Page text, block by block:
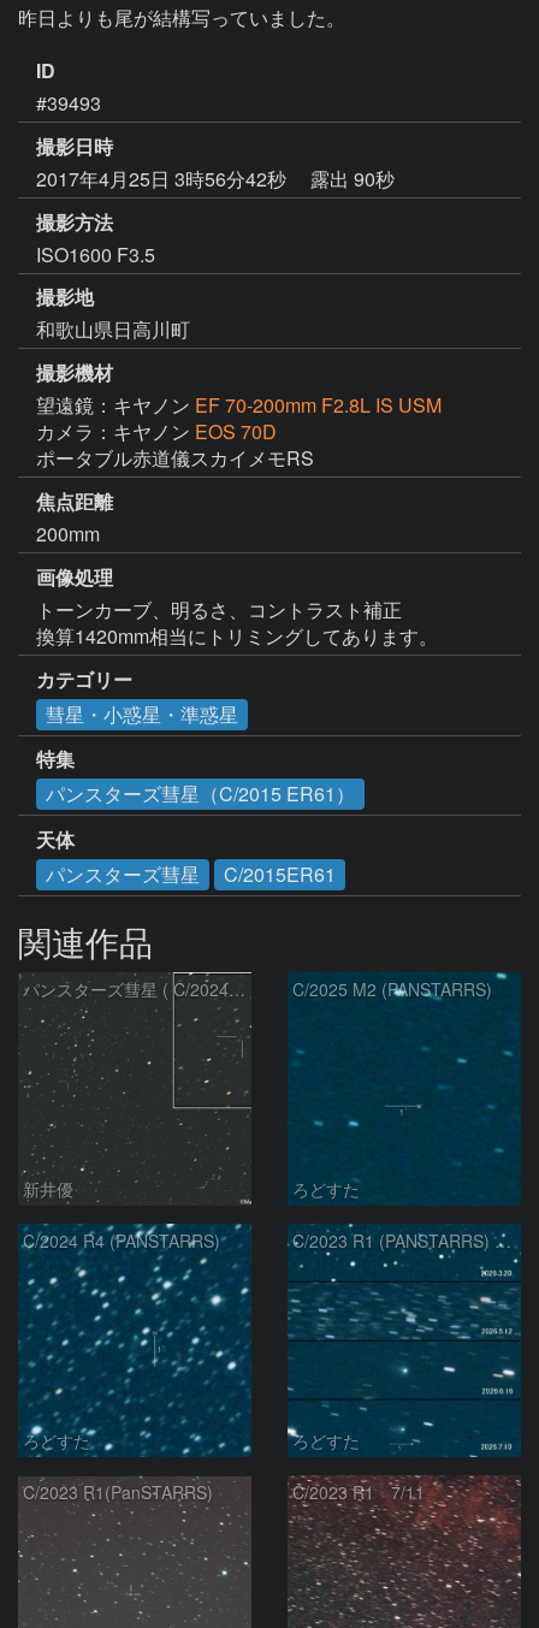
昨日よりも尾が結構写っていました。
ID
#39493
撮影日時
2017年4月25日 3時56分42秒
露出 90秒
撮影方法
ISO1600 F3.5
撮影地
和歌山県日高川町
撮影機材
望遠鏡：キヤノン EF 70-200mm F2.8L IS USM
カメラ：キヤノン EOS 70D
ポータブル赤道儀スカイメモRS
焦点距離
200mm
画像処理
トーンカーブ、明るさ、コントラスト補正
換算1420mm相当にトリミングしてあります。
カテゴリー
彗星・小惑星・準惑星
特集
パンスターズ彗星（C/2015 ER61）
天体
パンスターズ彗星
C/2015ER61
関連作品
パンスターズ彗星 ( C/2024R4 )：2026/07/27
新井優
C/2025 M2 (PANSTARRS)
ろどすた
C/2024 R4 (PANSTARRS)
ろどすた
C/2023 R1 (PANSTARRS) の変化
ろどすた
C/2023 R1(PanSTARRS) C/2023 R1 7/11